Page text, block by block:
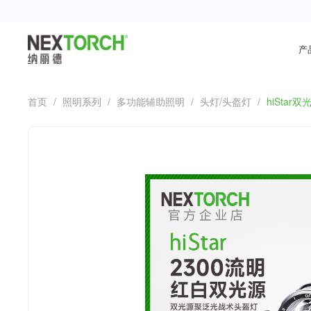
产
首页 / 照明系列 / 多功能辅助照明 / 头灯/头盔灯 / hiStar双